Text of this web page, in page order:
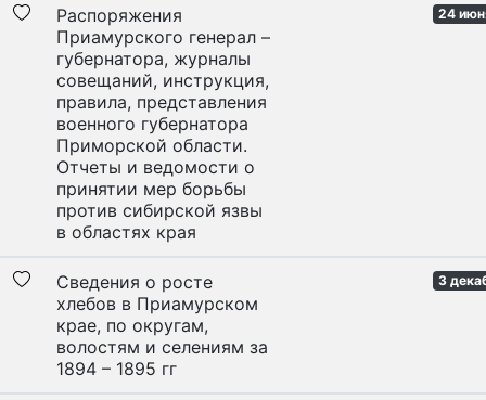
Распоряжения
Приамурского генерал –
губернатора, журналы
совещаний, инструкция,
правила, представления
военного губернатора
Приморской области.
Отчеты и ведомости о
принятии мер борьбы
против сибирской язвы
в областях края
24
Сведения о росте
хлебов в Приамурском
крае, по округам,
волостям и селениям за
1894 – 1895 гг
3